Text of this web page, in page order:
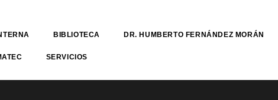
BIBLIOTECA DR. HUMBERTO FERNÁNDEZ MORÁN
SERVICIOS